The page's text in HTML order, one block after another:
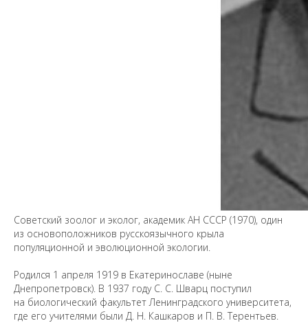
Советский зоолог и эколог, академик АН СССР (1970), один
из основоположников русскоязычного крыла
популяционной и эволюционной экологии.
Родился 1 апреля 1919 в Екатеринославе (ныне
Днепропетровск). В 1937 году С. С. Шварц поступил
на биологический факультет Ленинградского университета,
где его учителями были Д. Н. Кашкаров и П. В. Терентьев.
Предложить
дополнения к материалу